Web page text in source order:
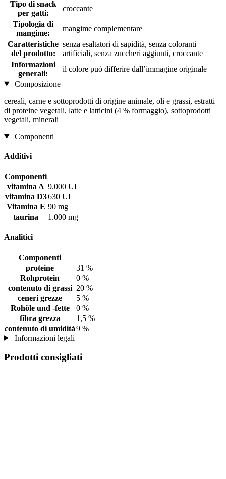
Tipo di snack
per gatti:
croccante
Tipologia di
mangime:
mangime complementare
Caratteristiche
del prodotto:
senza esaltatori di sapidità, senza coloranti
artificiali, senza zuccheri aggiunti, croccante
Informazioni
generali:
il colore può differire dall’immagine originale
Composizione
cereali, carne e sottoprodotti di origine animale, oli e grassi, estratti
di proteine ​​vegetali, latte e latticini (4 % formaggio), sottoprodotti
vegetali, minerali
Componenti
Additivi
Componenti
vitamina A 9.000 UI
vitamina D3630 UI
Vitamina E 90 mg
taurina
1.000 mg
Analitici
Componenti
proteine
31 %
Rohprotein
0 %
contenuto di grassi 20 %
ceneri grezze
5 %
Rohöle und -fette
0 %
fibra grezza
1,5 %
contenuto di umidità9 %
Informazioni legali
Prodotti consigliati